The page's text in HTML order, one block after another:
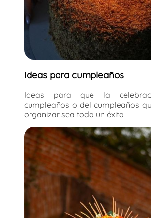
Ideas para cumpleaños
Ideas para que la
cumpleaños o del cumpleaños
organizar sea todo un éxito